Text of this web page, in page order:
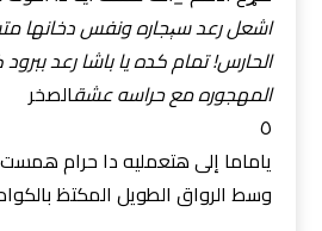
اشعل رعد سېجاره ونفس دخانها
الحارس! تمام كده يا باشا رعد
المهجوره مع حراسه عشقالصخر
٥
ياماما إلى هتعمليه دا حرام
وسط الرواق الطويل المكتظ